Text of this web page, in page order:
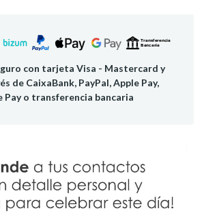
con tarjeta Visa - Mastercard y
de CaixaBank, PayPal, Apple Pay,
Pay o transferencia bancaria